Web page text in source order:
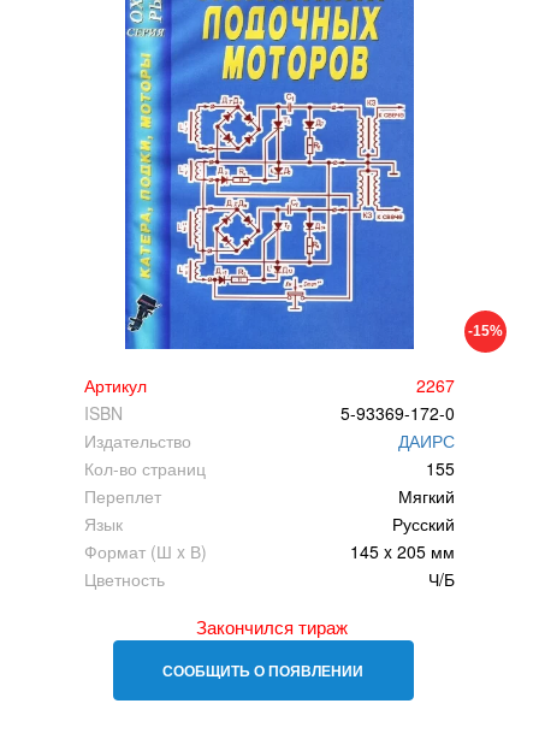
-15%
Артикул
2267
ISBN
5-93369-172-0
Издательство
ДАИРС
Кол-во страниц
155
Переплет
Мягкий
Язык
Русский
Формат (Ш x В)
145 x 205 мм
Цветность
Ч/Б
Закончился тираж
СООБЩИТЬ О ПОЯВЛЕНИИ